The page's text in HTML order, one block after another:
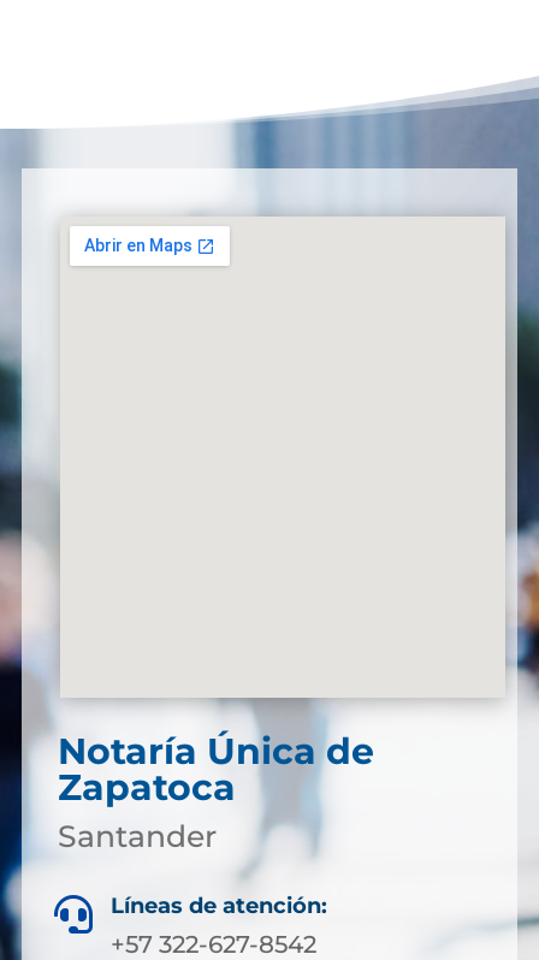
Notaría Única de
Zapatoca
Santander
 Líneas de atención:
+57 322-627-8542